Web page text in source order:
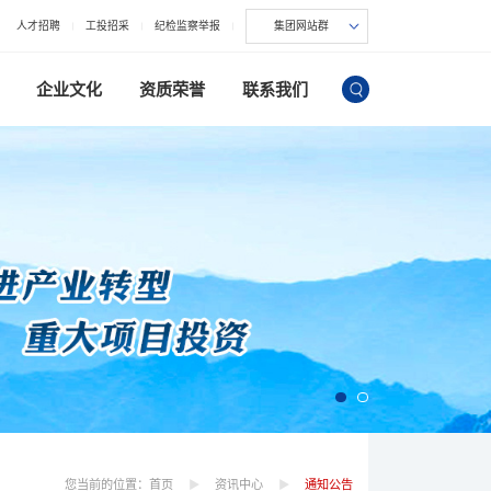
人才招聘 工投招采 纪检监察举报 集团网站群
企业文化 资质荣誉 联系我们
您当前的位置： 首页 资讯中心 通知公告